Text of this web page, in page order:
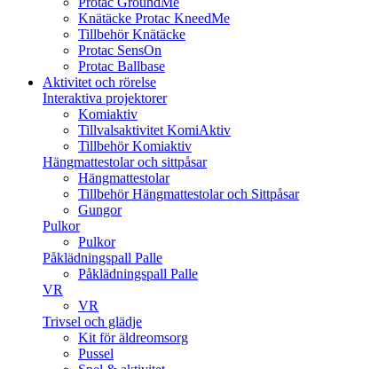
Knätäcke Protac KneedMe
Tillbehör Knätäcke
Protac SensOn
Protac Ballbase
Aktivitet och rörelse
Interaktiva projektorer
Komiaktiv
Tillvalsaktivitet KomiAktiv
Tillbehör Komiaktiv
Hängmattestolar och sittpåsar
Hängmattestolar
Tillbehör Hängmattestolar och Sittpåsar
Gungor
Pulkor
Pulkor
Påklädningspall Palle
Påklädningspall Palle
VR
VR
Trivsel och glädje
Kit för äldreomsorg
Pussel